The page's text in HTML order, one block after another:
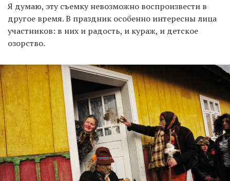
Я думаю, эту съемку невозможно воспроизвести в
другое время. В праздник особенно интересны лица
участников: в них и радость, и кураж, и детское
озорство.